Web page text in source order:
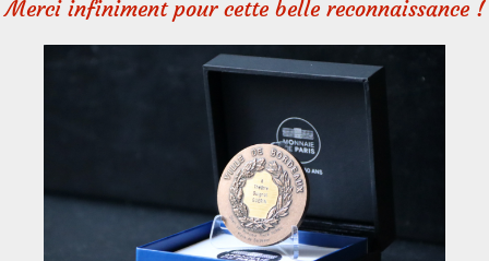
Merci infiniment pour cette belle reconnaissance !